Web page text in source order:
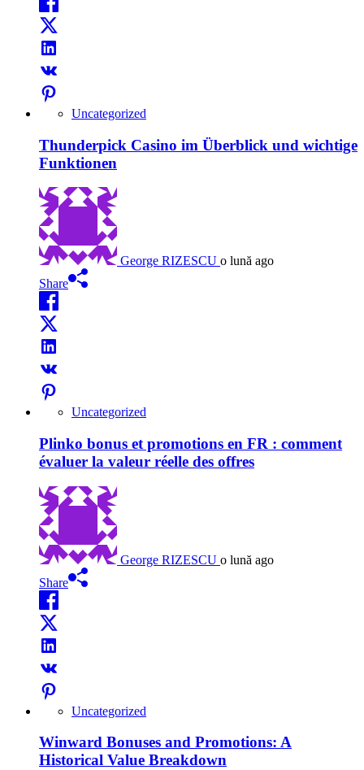
Uncategorized
Thunderpick Casino im Überblick und wichtige
Funktionen
George RIZESCU o lună ago
Share
Uncategorized
Plinko bonus et promotions en FR : comment
évaluer la valeur réelle des offres
George RIZESCU o lună ago
Share
Uncategorized
Winward Bonuses and Promotions: A
Historical Value Breakdown